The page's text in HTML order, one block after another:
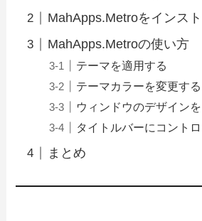
MahApps.Metroをインス
MahApps.Metroの使い方
テーマを適用する
テーマカラーを変更する
ウィンドウのデザイン
タイトルバーにコント
まとめ